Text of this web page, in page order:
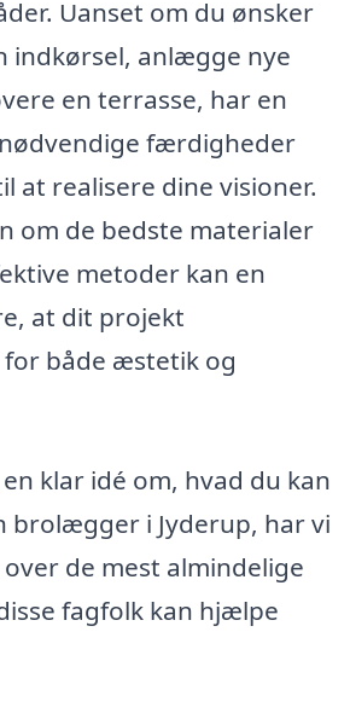
Uanset om du ønsker
indkørsel, anlægge nye
en terrasse, har en
færdigheder
at realisere dine visioner.
om de bedste materialer
metoder kan en
at dit projekt
både æstetik og
klar idé om, hvad du kan
brolægger i Jyderup, har vi
de mest almindelige
fagfolk kan hjælpe